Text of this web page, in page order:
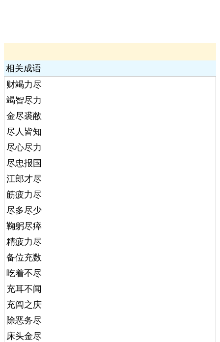
相关成语
财竭力尽
竭智尽力
金尽裘敝
尽人皆知
尽心尽力
尽忠报国
江郎才尽
筋疲力尽
尽多尽少
鞠躬尽瘁
精疲力尽
备位充数
吃着不尽
充耳不闻
充闾之庆
除恶务尽
床头金尽